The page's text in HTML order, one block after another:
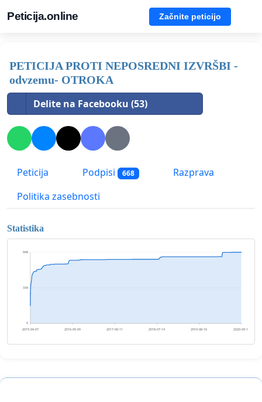
Peticija.online Začnite peticijo
PETICIJA PROTI NEPOSREDNI IZVRŠBI -
odvzemu- OTROKA
Delite na Facebooku (53)
Peticija Podpisi 668
Razprava
Politika zasebnosti
Statistika
0
334
668
2015-04-07 2016-05-09 2017-06-11 2018-07-14 2019-08-16 2020-09-17